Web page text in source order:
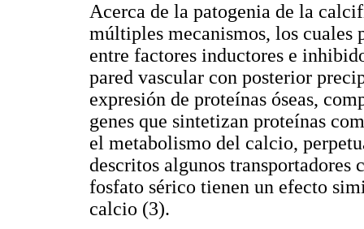
Acerca de la patogenia de la
múltiples mecanismos, los cuales
entre factores inductores e
pared vascular con posterior
expresión de proteínas óseas,
genes que sintetizan proteínas
el metabolismo del calcio,
descritos algunos
fosfato sérico tienen un efecto
calcio (3).